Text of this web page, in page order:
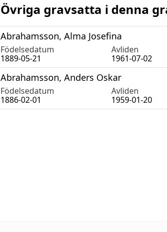
Övriga gravsatta i denna
Abrahamsson, Alma Josefina
Födelsedatum Avliden
1889-05-21
1961-07-02
Abrahamsson, Anders Oskar
Födelsedatum Avliden
1886-02-01
1959-01-20